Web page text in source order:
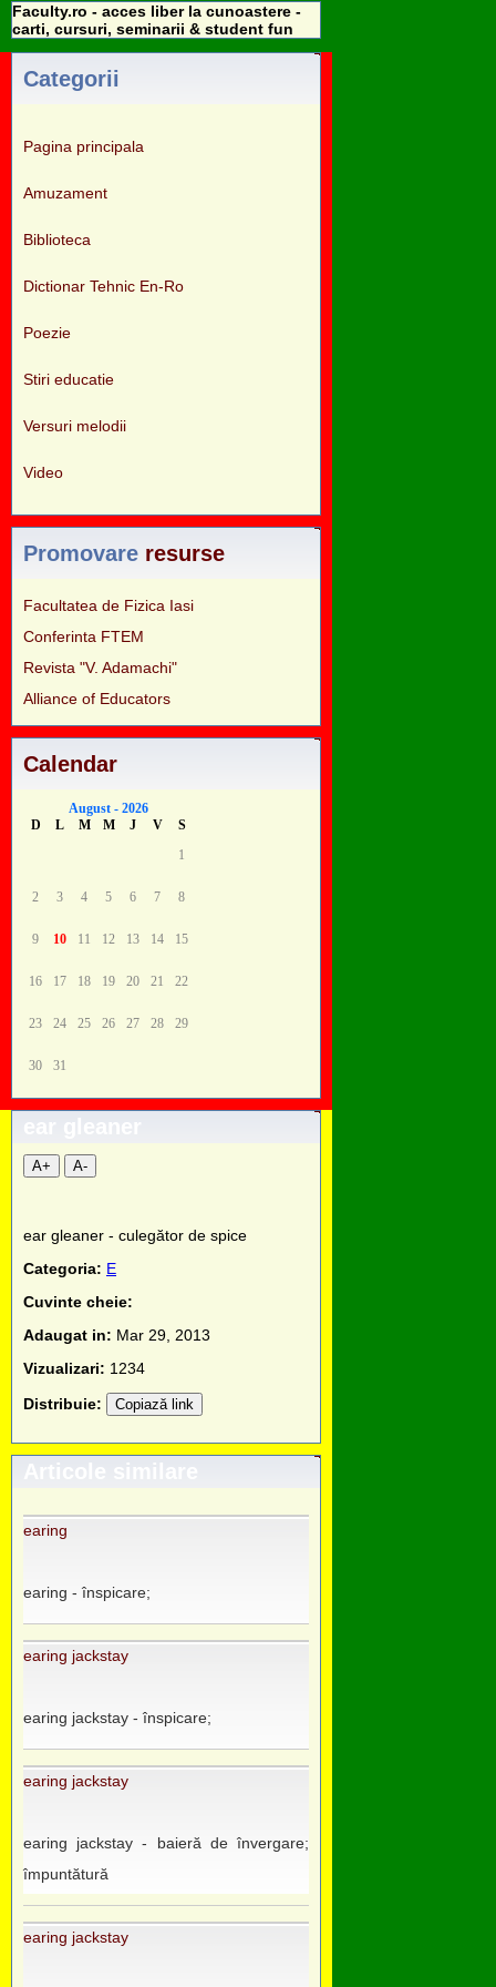
Faculty.ro - acces liber la cunoastere -
carti, cursuri, seminarii & student fun
Categorii
Pagina principala
Amuzament
Biblioteca
Dictionar Tehnic En-Ro
Poezie
Stiri educatie
Versuri melodii
Video
Promovare resurse
Facultatea de Fizica Iasi
Conferinta FTEM
Revista "V. Adamachi"
Alliance of Educators
Calendar
August - 2026
D
L M M J V
S
1
2 3 4 5 6 7 8
9 10 11 12 13 14 15
16 17 18 19 20 21 22
23 24 25 26 27 28 29
30 31
ear gleaner
A+ A-
ear gleaner - culegător de spice
Categoria: E
Cuvinte cheie:
Adaugat in: Mar 29, 2013
Vizualizari: 1234
Distribuie:
Copiază link
Articole similare
earing
earing - înspicare;
earing jackstay
earing jackstay - înspicare;
earing jackstay
earing jackstay - baieră de învergare;
împuntătură
earing jackstay